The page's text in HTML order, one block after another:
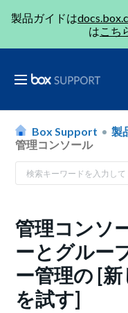
製品ガイドは
はこち
Box Support 製
管理コンソール
管理コンソ
ーとグルー
ー管理の [
を試す]